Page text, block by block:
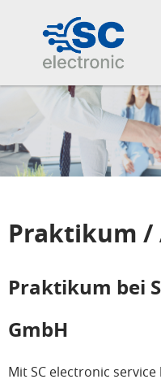
Praktikum /
Praktikum bei
GmbH
Mit SC electronic